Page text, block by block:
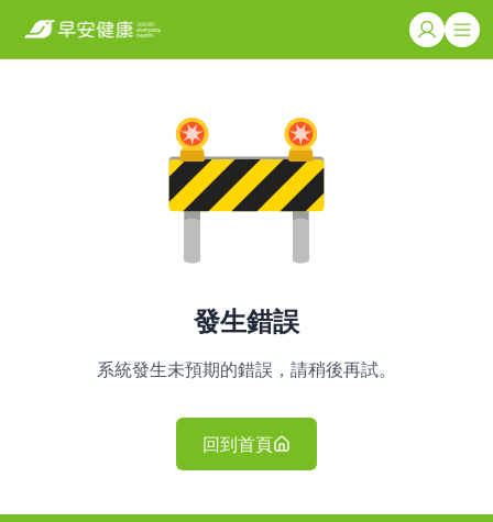
發生錯誤
系統發生未預期的錯誤，請稍後再試。
回到首頁